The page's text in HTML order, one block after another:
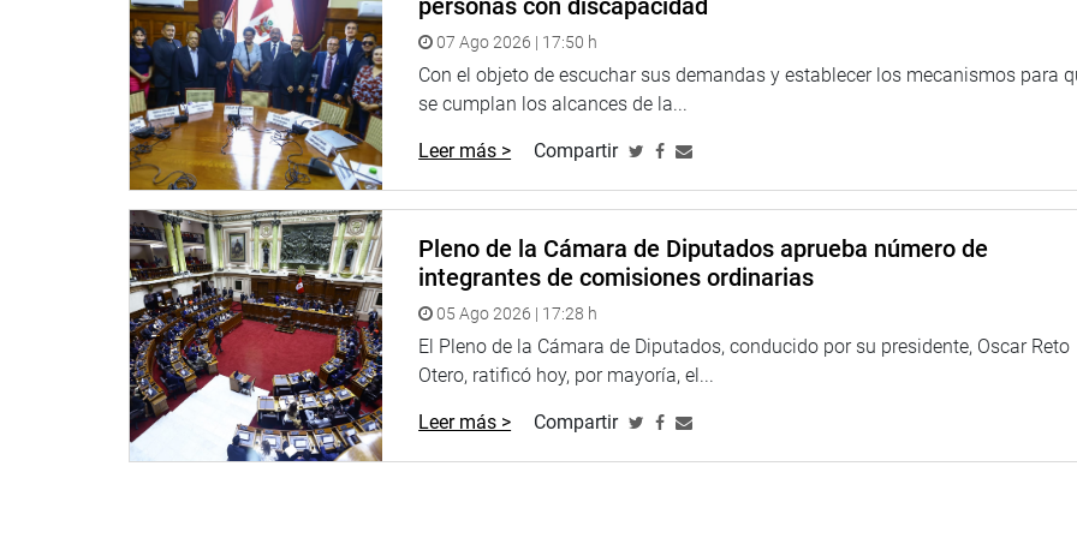
“Reafirmo mi compromiso de seguir gestionando junto a la comunidad educativa para que estas demandas se
conviertan en acciones concretas, apostando por una educación de calidad y por el futuro de nuestros niños y
jóvenes”, expresó el parlamentario.
LIMA
El congresista Wilson Soto Palacios participó en la segunda mesa de trabajo junto al alcalde del Rímac,
objetivo de destrabar la habilitación de una vía carrozable y atender la urgente falta de agua potable en la zona.
personas con discapacidad
07 Ago 2026 | 17:50 h
Con el objeto de escuchar sus demandas y establecer los mecanismos para
se cumplan los alcances de la...
Leer más > Compartir
Pleno de la Cámara de Diputados aprueba número de
integrantes de comisiones ordinarias
05 Ago 2026 | 17:28 h
El Pleno de la Cámara de Diputados, conducido por su presidente, Oscar Reto
Otero, ratificó hoy, por mayoría, el...
Leer más > Compartir